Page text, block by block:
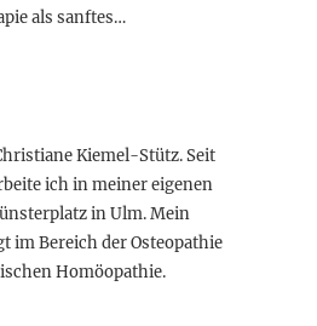
als sanftes…
Kiemel-Stütz. Seit
ich in meiner eigenen
in Ulm. Mein
im Bereich der Osteopathie
Homöopathie.